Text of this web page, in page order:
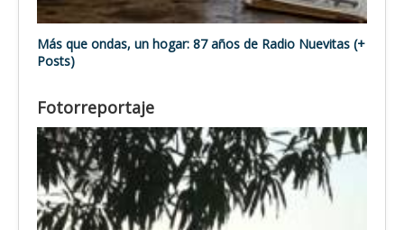
Más que ondas, un hogar: 87 años de Radio Nuevitas (+
Posts)
Fotorreportaje